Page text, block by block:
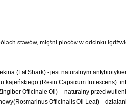
stawów, mięśni pleców w odcinku
(Fat Shark) - jest naturalnym
kajeńskiego (Resin Capsicum frutescens)
Officinale Oil) – naturalny
Officinalis Oil Leaf) –